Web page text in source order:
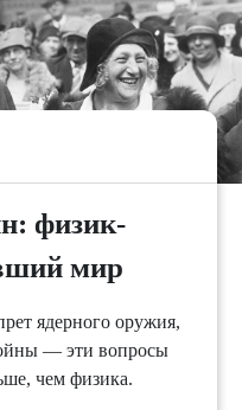
физик-
мир
ядерного оружия,
— эти вопросы
чем физика.